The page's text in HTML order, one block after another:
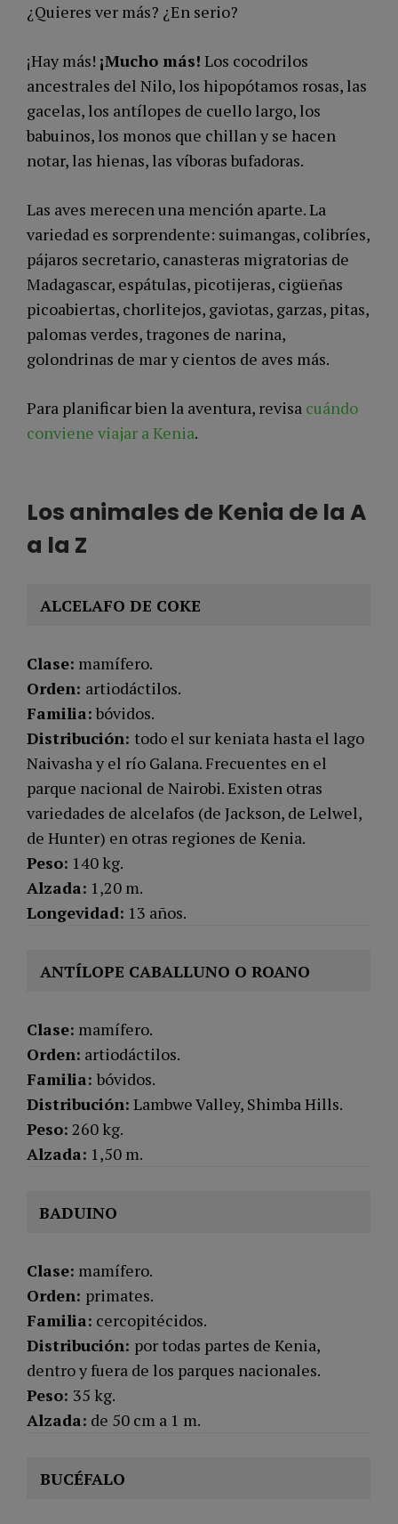
¿Quieres ver más? ¿En serio?
¡Hay más! ¡Mucho más! Los cocodrilos
ancestrales del Nilo, los hipopótamos rosas, las
gacelas, los antílopes de cuello largo, los
babuinos, los monos que chillan y se hacen
notar, las hienas, las víboras bufadoras.
Las aves merecen una mención aparte. La
variedad es sorprendente: suimangas, colibríes,
pájaros secretario, canasteras migratorias de
Madagascar, espátulas, picotijeras, cigüeñas
picoabiertas, chorlitejos, gaviotas, garzas, pitas,
palomas verdes, tragones de narina,
golondrinas de mar y cientos de aves más.
Para planificar bien la aventura, revisa cuándo
conviene viajar a Kenia.
Los animales de Kenia de la A
a la Z
ALCELAFO DE COKE
Clase: mamífero.
Orden: artiodáctilos.
Familia: bóvidos.
Distribución: todo el sur keniata hasta el lago
Naivasha y el río Galana. Frecuentes en el
parque nacional de Nairobi. Existen otras
variedades de alcelafos (de Jackson, de Lelwel,
de Hunter) en otras regiones de Kenia.
Peso: 140 kg.
Alzada: 1,20 m.
Longevidad: 13 años.
ANTÍLOPE CABALLUNO O ROANO
Clase: mamífero.
Orden: artiodáctilos.
Familia: bóvidos.
Distribución: Lambwe Valley, Shimba Hills.
Peso: 260 kg.
Alzada: 1,50 m.
BADUINO
Clase: mamífero.
Orden: primates.
Familia: cercopitécidos.
Distribución: por todas partes de Kenia,
dentro y fuera de los parques nacionales.
Peso: 35 kg.
Alzada: de 50 cm a 1 m.
BUCÉFALO